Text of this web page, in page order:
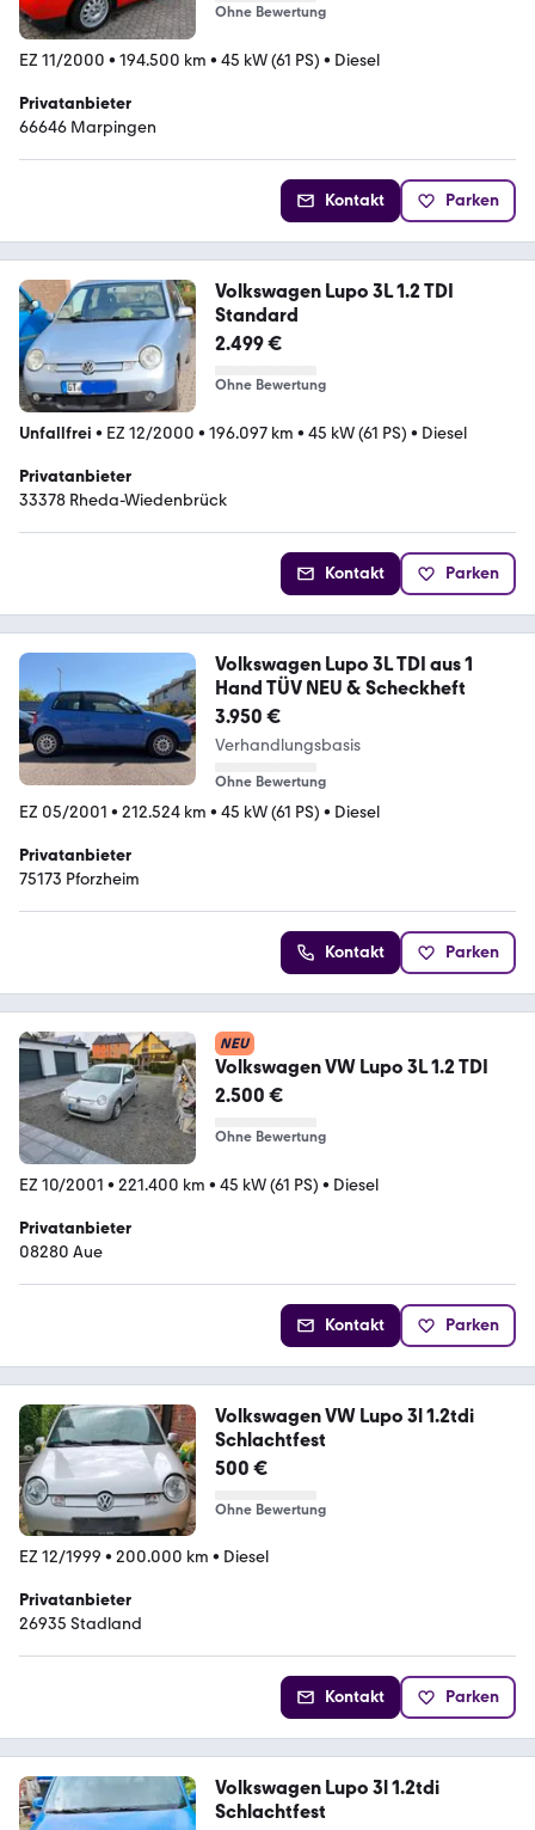
Ohne Bewertung
EZ 11/2000 • 194.500 km • 45 kW (61 PS) • Diesel
Privatanbieter
66646 Marpingen
Kontakt Parken
Volkswagen Lupo 3L 1.2 TDI
Standard
2.499 €
Ohne Bewertung
Unfallfrei • EZ 12/2000 • 196.097 km • 45 kW (61 PS) • Diesel
Privatanbieter
33378 Rheda-Wiedenbrück
Kontakt Parken
Volkswagen Lupo 3L TDI aus 1
Hand TÜV NEU & Scheckheft
3.950 €
Verhandlungsbasis
Ohne Bewertung
EZ 05/2001 • 212.524 km • 45 kW (61 PS) • Diesel
Privatanbieter
75173 Pforzheim
Kontakt Parken
NEU
Volkswagen VW Lupo 3L 1.2 TDI
2.500 €
Ohne Bewertung
EZ 10/2001 • 221.400 km • 45 kW (61 PS) • Diesel
Privatanbieter
08280 Aue
Kontakt Parken
Volkswagen VW Lupo 3l 1.2tdi
Schlachtfest
500 €
Ohne Bewertung
EZ 12/1999 • 200.000 km • Diesel
Privatanbieter
26935 Stadland
Kontakt Parken
Volkswagen Lupo 3l 1.2tdi
Schlachtfest